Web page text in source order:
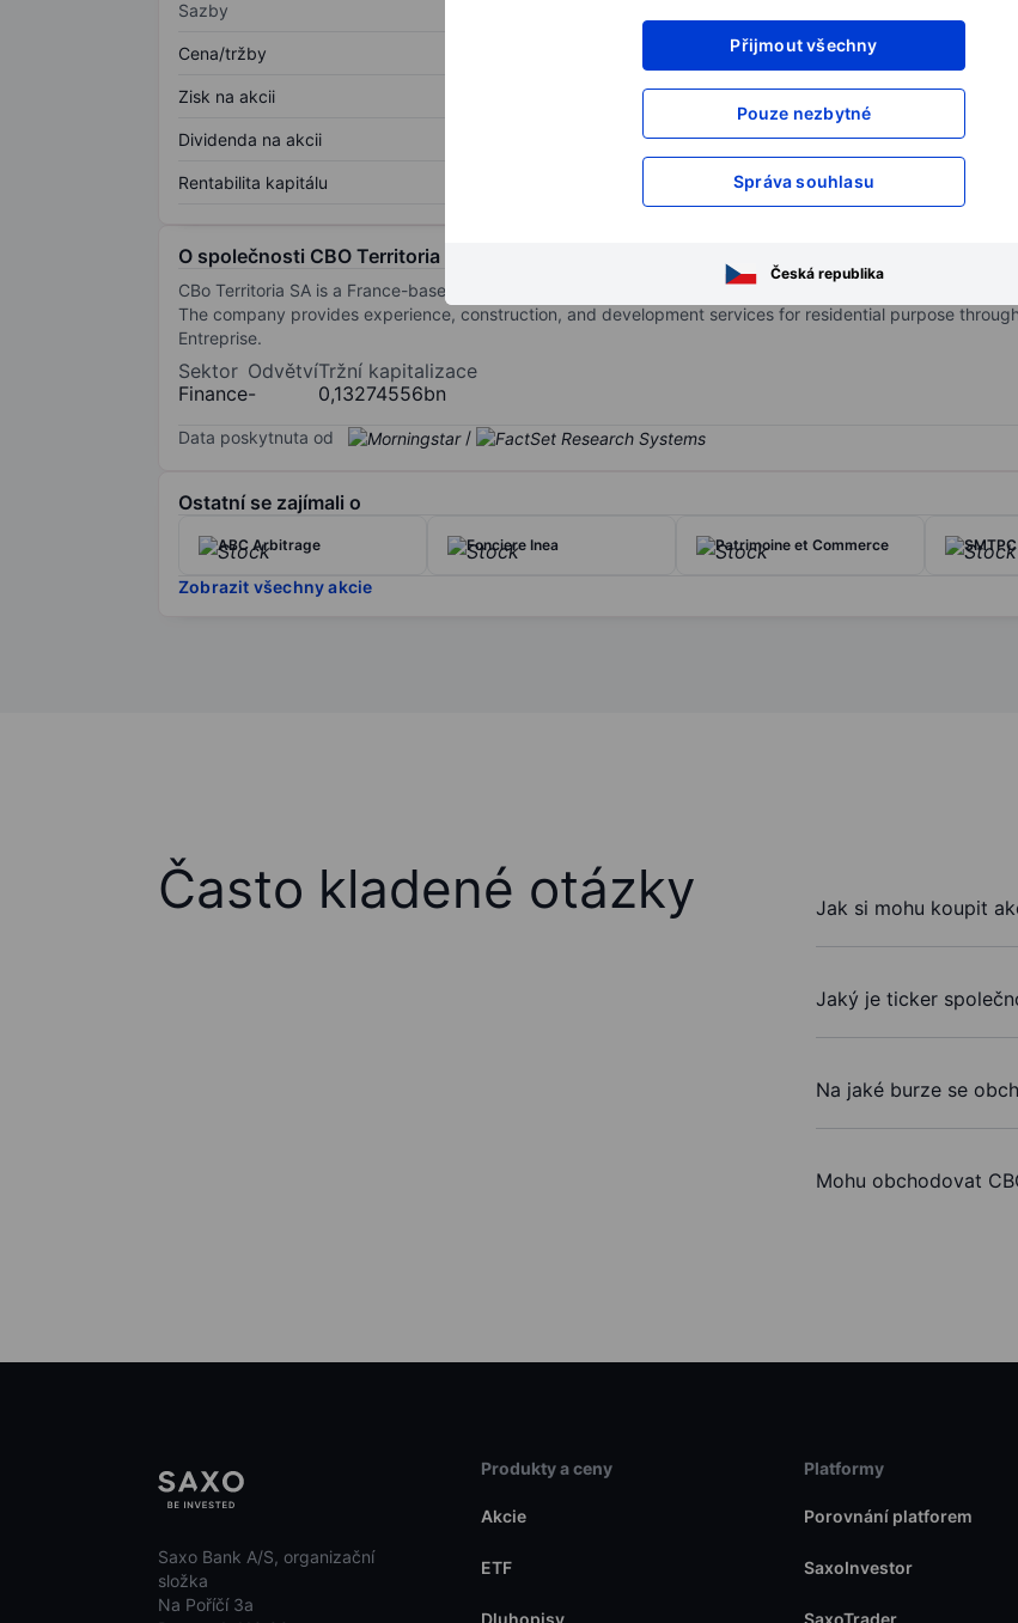
Přijmout všechny
Pouze nezbytné
Správa souhlasu
Česká republika
Sazby
Cena/tržby XXXXXXX
Zisk na akcii XXXXXXX
Dividenda na akcii XXXXXXX
Rentabilita kapitálu XXXXXXX
Otevřete si účeta získejte
O společnosti CBO Territoria
CBo Territoria SA is a France-based company involved in real estate, construction, and development, as
The company provides experience, construction, and development services for residential purpose
Entreprise.
Sektor
Finance
Odvětví
-
Tržní kapitalizace
0,13274556bn
Data poskytnuta od /
Ostatní se zajímali o
ABC Arbitrage Fonciere Inea Patrimoine et Commerce SMTPC
Zobrazit všechny akcie
Často kladené otázky Jak si mohu koupit
Jaký je ticker
Na jaké burze se
Mohu obchodovat
Saxo Bank A/S, organizační
složka
Na Poříčí 3a
Produkty a ceny
Akcie
ETF
Platformy
Porovnání platforem
SaxoInvestor